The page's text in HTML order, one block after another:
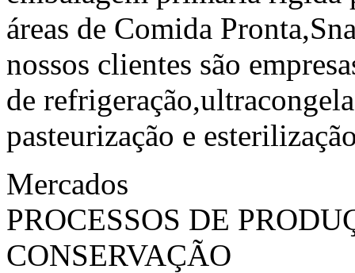
áreas de Comida
nossos clientes são
de
pasteurização e
Mercados
PROCESSOS DE
CONSERVAÇÃO